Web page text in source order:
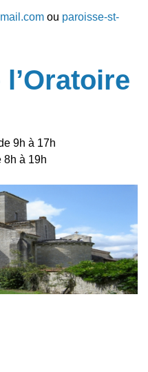
ou paroisse-st-
9h à 17h
8h à 19h